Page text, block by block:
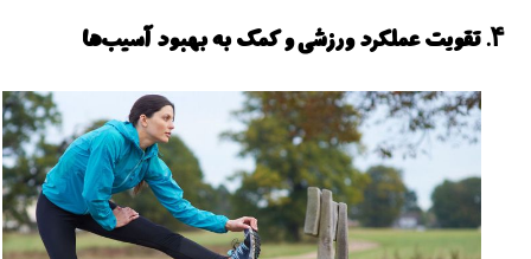
۴. تقویت عملکرد ورزشی و کمک به بهبود آسیب‌ها